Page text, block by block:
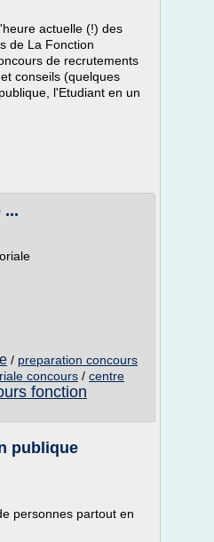
actuelle (!) des
de La Fonction
de recrutements
conseils (quelques
l'Etudiant en un
...
/ preparation concours
concours / centre
fonction
publique
personnes partout en